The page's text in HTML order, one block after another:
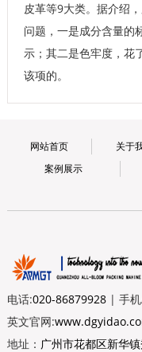
皮革等9大类。据介绍
问题，一是成分含量的
示；其二是色牢度，花
该项的。
网站首页 关于
案例展示
电话:020-86879928| 手机
英文官网:
地址： 广州市花都区新华